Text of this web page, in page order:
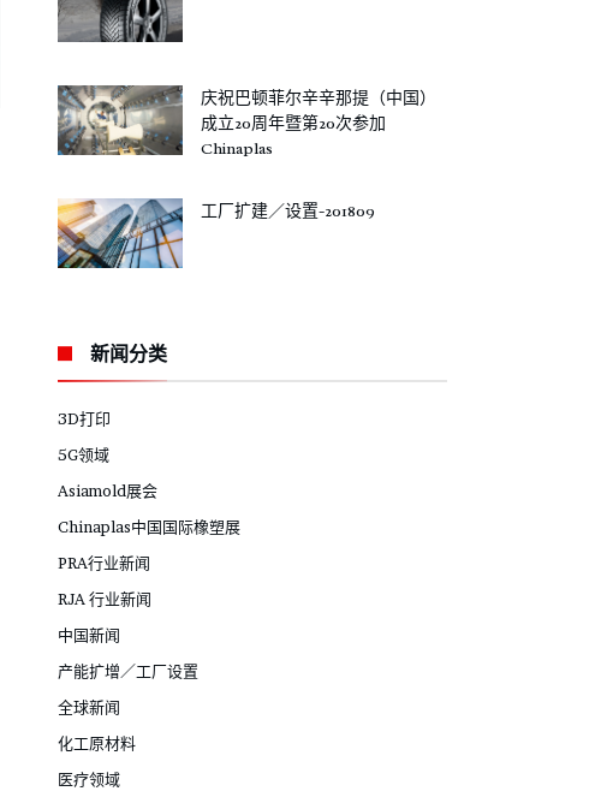
庆祝巴顿菲尔辛辛那提（中国）
成立20周年暨第20次参加
Chinaplas
工厂扩建／设置-201809
新闻分类
3D打印
5G领域
Asiamold展会
Chinaplas中国国际橡塑展
PRA行业新闻
RJA 行业新闻
中国新闻
产能扩增／工厂设置
全球新闻
化工原材料
医疗领域